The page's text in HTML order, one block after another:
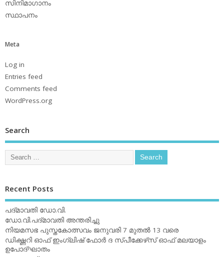
സിനിമാഗാനം
സ്ഥാപനം
Meta
Log in
Entries feed
Comments feed
WordPress.org
Search
Recent Posts
പദ്മാവതി ഡോ.വി.
ഡോ.വി.പദ്മാവതി അന്തരിച്ചു
നിയമസഭ പുസ്തകോത്സവം ജനുവരി 7 മുതല്‍ 13 വരെ
ഡിക്ഷ്ണറി ഓഫ് ഇംഗ്ലിഷ് ഫോര്‍ ദ സ്പീക്കേഴ്‌സ് ഓഫ് മലയാളം
ഉപോദ്ഘാതം